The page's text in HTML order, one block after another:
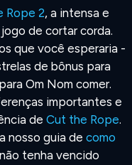
Rope 2, a intensa e
de cortar corda.
que você esperaria -
de bônus para
Om Nom comer.
importantes e
de Cut the Rope.
nosso guia de como
tenha vencido